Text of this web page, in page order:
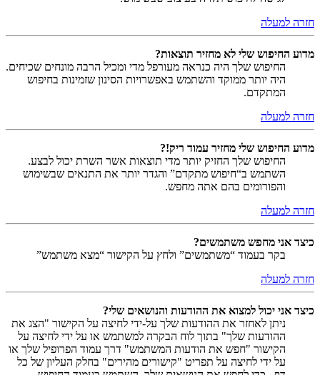
חזרה למעלה
מדוע החיפוש שלי לא מחזיר תוצאות?
החיפוש שלך היה כנראה מעורפל מדי ומכיל הרבה מונחים שכיחים.
היה יותר ממוקד והשתמש באפשרויות הסינון שזמינות בחיפוש
המתקדם.
חזרה למעלה
מדוע החיפוש שלי מחזיר עמוד ריק!?
החיפוש שלך החזיק יותר מדי תוצאות אשר השרת יכול לבצע.
השתמש ב“חיפוש מתקדם” והגדר יותר את התנאים שבשימוש
והפורומים בהם אתה מחפש.
חזרה למעלה
כיצד אני מחפש משתמשים?
בקר בעמוד “משתמשים” ולחץ על הקישור “מצא משתמש”
חזרה למעלה
כיצד אני יכול למצוא את ההודעות והנושאים שלי?
ניתן לאחזר את ההודעות שלך על-ידי לחיצה על הקישור "הצג את
ההודעות שלך" בתוך לוח הבקרה למשתמש או על ידי לחיצה על
הקישור "חפש את הודעות המשתמש" דרך עמוד הפרופיל שלך או
על ידי לחיצה על תפריט "קישורים מהירים" בחלק העליון של כל